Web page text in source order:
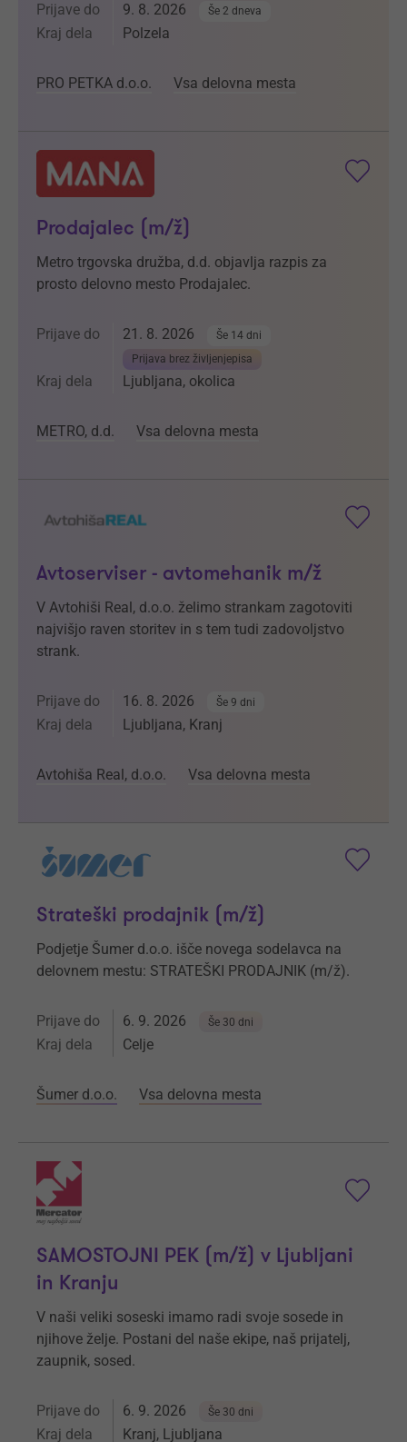
Prijave do 9. 8. 2026 Še 2 dneva
Kraj dela Polzela
PRO PETKA d.o.o. Vsa delovna mesta
Prodajalec (m/ž)
Metro trgovska družba, d.d. objavlja razpis za
prosto delovno mesto Prodajalec.
Prijave do 21. 8. 2026
Še 14 dni
Prijava brez življenjepisa
Kraj dela Ljubljana, okolica
METRO, d.d. Vsa delovna mesta
Avtoserviser - avtomehanik m/ž
V Avtohiši Real, d.o.o. želimo strankam zagotoviti
najvišjo raven storitev in s tem tudi zadovoljstvo
strank.
Prijave do 16. 8. 2026 Še 9 dni
Kraj dela Ljubljana, Kranj
Avtohiša Real, d.o.o. Vsa delovna mesta
Strateški prodajnik (m/ž)
Podjetje Šumer d.o.o. išče novega sodelavca na
delovnem mestu: STRATEŠKI PRODAJNIK (m/ž).
Prijave do 6. 9. 2026 Še 30 dni
Kraj dela Celje
Šumer d.o.o. Vsa delovna mesta
SAMOSTOJNI PEK (m/ž) v Ljubljani
in Kranju
V naši veliki soseski imamo radi svoje sosede in
njihove želje. Postani del naše ekipe, naš prijatelj,
zaupnik, sosed.
Prijave do 6. 9. 2026 Še 30 dni
Kraj dela Kranj, Ljubljana